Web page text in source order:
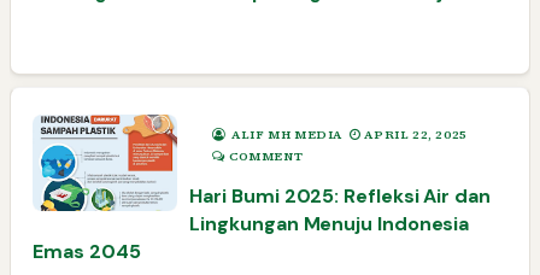
ALIF MH MEDIA
APRIL 22, 2025
COMMENT
Hari Bumi 2025: Refleksi Air dan
Lingkungan Menuju Indonesia
Emas 2045